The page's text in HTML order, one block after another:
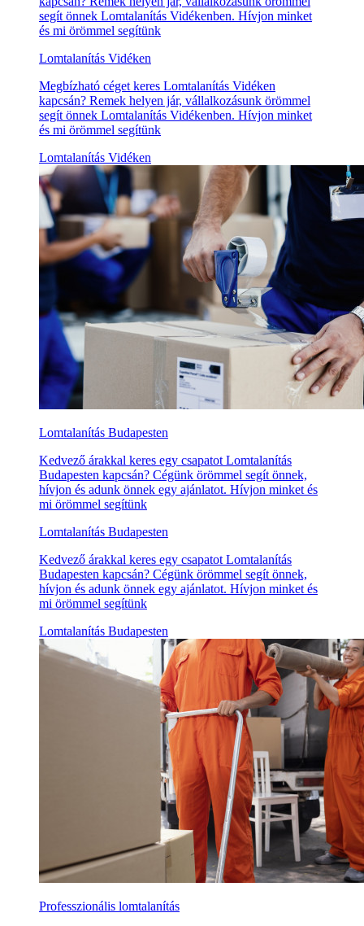
segít önnek Lomtalanítás Vidékenben. Hívjon minket
és mi örömmel segítünk
Lomtalanítás Vidéken
Megbízható céget keres Lomtalanítás Vidéken
kapcsán? Remek helyen jár, vállalkozásunk örömmel
segít önnek Lomtalanítás Vidékenben. Hívjon minket
és mi örömmel segítünk
Lomtalanítás Vidéken
Lomtalanítás Budapesten
Kedvező árakkal keres egy csapatot Lomtalanítás
Budapesten kapcsán? Cégünk örömmel segít önnek,
hívjon és adunk önnek egy ajánlatot. Hívjon minket és
mi örömmel segítünk
Lomtalanítás Budapesten
Kedvező árakkal keres egy csapatot Lomtalanítás
Budapesten kapcsán? Cégünk örömmel segít önnek,
hívjon és adunk önnek egy ajánlatot. Hívjon minket és
mi örömmel segítünk
Lomtalanítás Budapesten
Professzionális lomtalanítás